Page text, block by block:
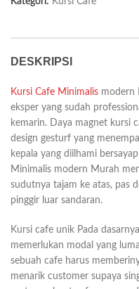
DESKRIPSI
Kursi Cafe Minimalis modern
eksper yang sudah
kemarin. Daya magnet kursi
design gesturf yang
kepala yang diilhami
Minimalis modern Murah
sudutnya tajam ke atas, pas
pinggir luar sandaran.
Kursi cafe unik Pada
memerlukan modal yang
sebuah cafe harus
menarik customer supaya